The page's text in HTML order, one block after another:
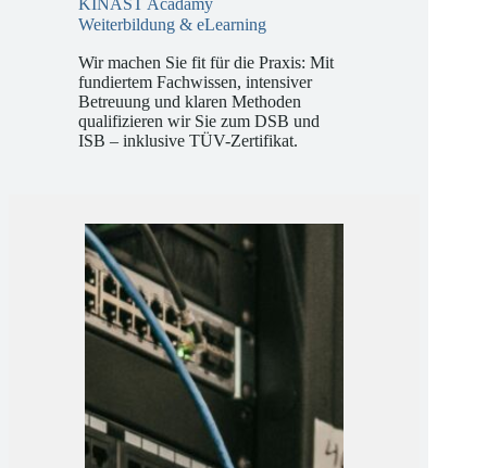
KINAST Acadamy
Wir machen Sie fit für die Praxis: Mit
fundiertem Fachwissen, intensiver
Betreuung und klaren Methoden
qualifizieren wir Sie zum DSB und